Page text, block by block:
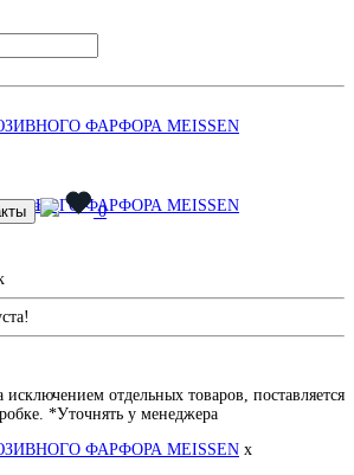
0
отдельных товаров, поставляется
*Уточнять у менеджера
x